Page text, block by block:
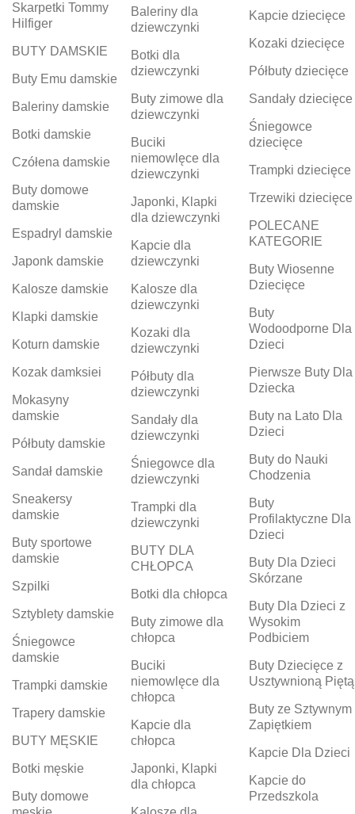
Skarpetki Tommy
Hilfiger
BUTY DAMSKIE
Buty Emu damskie
Baleriny damskie
Botki damskie
Czółena damskie
Buty domowe
damskie
Espadryl damskie
Japonk damskie
Kalosze damskie
Klapki damskie
Koturn damskie
Kozak damksiei
Mokasyny
damskie
Półbuty damskie
Sandał damskie
Sneakersy
damskie
Buty sportowe
damskie
Szpilki
Sztyblety damskie
Śniegowce
damskie
Trampki damskie
Trapery damskie
BUTY MĘSKIE
Botki męskie
Buty domowe
Baleriny dla
dziewczynki
Botki dla
dziewczynki
Buty zimowe dla
dziewczynki
Buciki
niemowlęce dla
dziewczynki
Japonki, Klapki
dla dziewczynki
Kapcie dla
dziewczynki
Kalosze dla
dziewczynki
Kozaki dla
dziewczynki
Półbuty dla
dziewczynki
Sandały dla
dziewczynki
Śniegowce dla
dziewczynki
Trampki dla
dziewczynki
BUTY DLA
CHŁOPCA
Botki dla chłopca
Buty zimowe dla
chłopca
Buciki
niemowlęce dla
chłopca
Kapcie dla
chłopca
Japonki, Klapki
dla chłopca
Kapcie dziecięce
Kozaki dziecięce
Półbuty dziecięce
Sandały dziecięce
Śniegowce
dziecięce
Trampki dziecięce
Trzewiki dziecięce
POLECANE
KATEGORIE
Buty Wiosenne
Dziecięce
Buty
Wodoodporne Dla
Dzieci
Pierwsze Buty Dla
Dziecka
Buty na Lato Dla
Dzieci
Buty do Nauki
Chodzenia
Buty
Profilaktyczne Dla
Dzieci
Buty Dla Dzieci
Skórzane
Buty Dla Dzieci z
Wysokim
Podbiciem
Buty Dziecięce z
Usztywnioną Piętą
Buty ze Sztywnym
Zapiętkiem
Kapcie Dla Dzieci
Kapcie do
Przedszkola